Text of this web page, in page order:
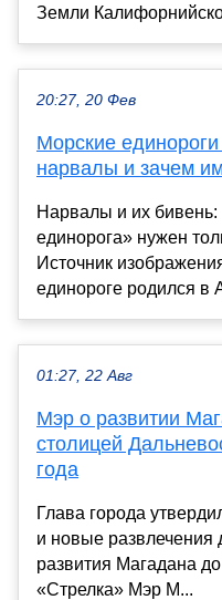
Земли
20:27, 20 Фев
Морские единороги
нарвалы и зачем
Нарвалы и их бивень:
единорога» нужен
Источник
единороге родился в
01:27, 22 Авг
Мэр о развитии
столицей
года
Глава города
и новые развлечения
развития Магадана
«Стрелка» Мэр М...